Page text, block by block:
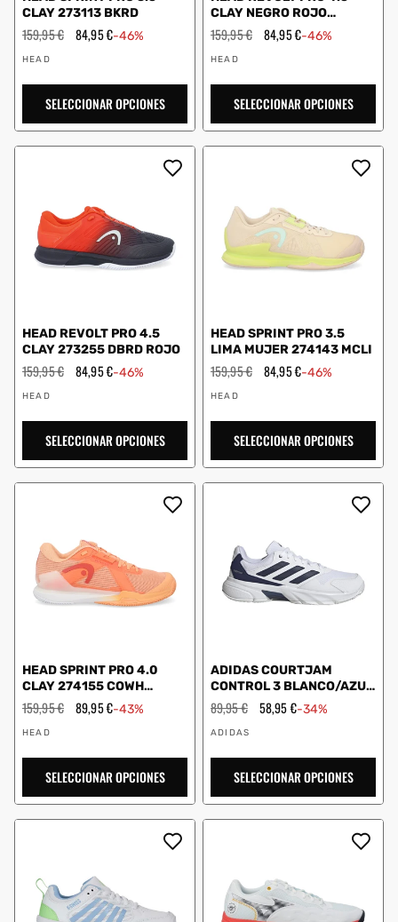
CLAY 273113 BKRD
Precio
habitual
159,95 € Precio
de
84,95 €-46%
Proveedor:
HEAD
SELECCIONAR OPCIONES
CLAY NEGRO ROJO
273234
Precio
habitual
159,95 € Precio
de
84,95 €-46%
Proveedor:
HEAD
SELECCIONAR OPCIONES
HEAD REVOLT PRO 4.5
CLAY 273255 DBRD ROJO
Precio
habitual
159,95 € Precio
de
84,95 €-46%
Proveedor:
HEAD
SELECCIONAR OPCIONES
HEAD SPRINT PRO 3.5
LIMA MUJER 274143 MCLI
Precio
habitual
159,95 € Precio
de
84,95 €-46%
Proveedor:
HEAD
SELECCIONAR OPCIONES
HEAD SPRINT PRO 4.0
CLAY 274155 COWH
CORAL MUJER
Precio
habitual
159,95 € Precio
de
89,95 €-43%
Proveedor:
HEAD
SELECCIONAR OPCIONES
ADIDAS COURTJAM
CONTROL 3 BLANCO/AZUL
OSCURO MJR1749
Precio
habitual
89,95 € Precio
de
58,95 €-34%
Proveedor:
ADIDAS
SELECCIONAR OPCIONES